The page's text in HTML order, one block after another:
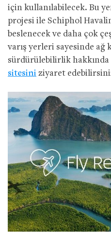
için kullanılabilecek. Bu
projesi ile Schiphol
beslenecek ve daha çok
varış yerleri sayesinde ağ
sürdürülebilirlik
sitesini ziyaret